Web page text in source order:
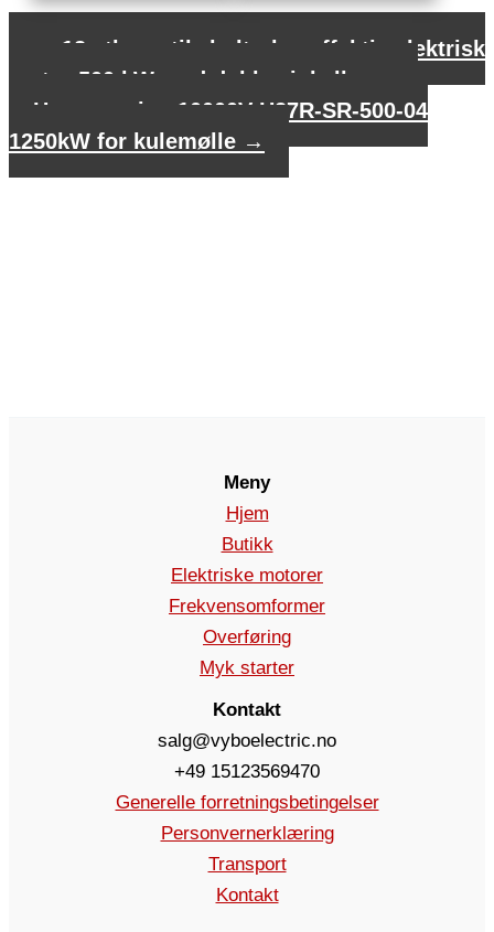
12 stk. vertikal ultrahøyeffektiv elektrisk
motor 500 kW med doble vinkellagre
Høyspenning 10000V H27R-SR-500-04
1250kW for kulemølle →
Meny
Hjem
Butikk
Elektriske motorer
Frekvensomformer
Overføring
Myk starter
Kontakt
salg@vyboelectric.no
+49 15123569470
Generelle forretningsbetingelser
Personvernerklæring
Transport
Kontakt